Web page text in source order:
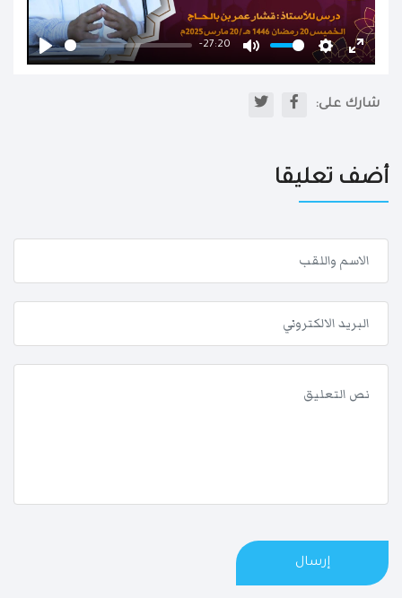
Play
-27:20
Mute Settings
Enter
شارك على:
أضف تعليقا
إرسال